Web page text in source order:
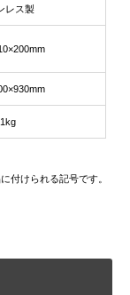
レス製
けられる記号です。